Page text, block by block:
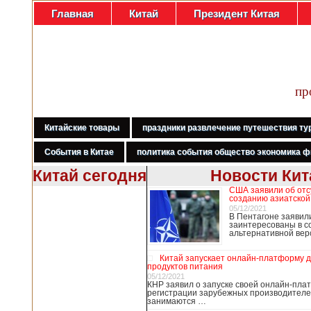
Главная Китай Президент Китая
Китайские товары праздники развлечение путешествия
События в Китае политика события общество экономика
Китай сегодня Новости
США заявили об
созданию
05/12/2021
В Пентагоне
заинтересованы в
альтернативной
Китай запускает онлайн-платформу
продуктов питания
05/12/2021
КНР заявил о запуске своей онлайн-
регистрации зарубежных
занимаются …